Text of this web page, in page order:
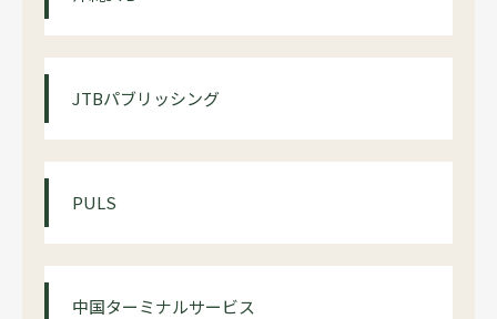
JTBパブリッシング
PULS
中国ターミナルサービス